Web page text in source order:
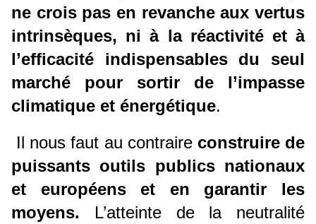
ne crois pas en revanche aux vertus
intrinsèques, ni à la réactivité et à
l’efficacité indispensables du seul
marché pour sortir de l’impasse
climatique et énergétique.
Il nous faut au contraire construire de
puissants outils publics nationaux
et européens et en garantir les
moyens. L’atteinte de la neutralité